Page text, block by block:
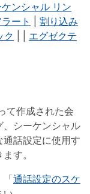
ケンシャル リン
ート
割り込み
ク
エグゼクテ
て作成された会
シーケンシャル
通話設定に使用す
す。
「通話設定のスケ